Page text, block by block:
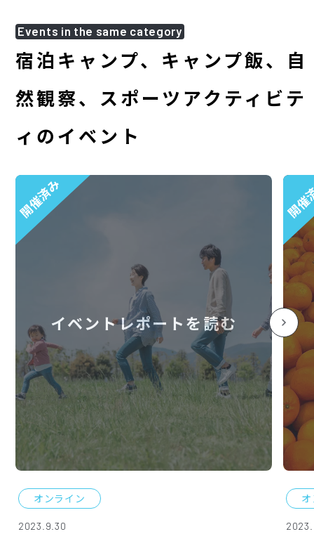
Events in the same category
宿泊キャンプ、キャンプ飯、自
然観察、スポーツアクティビテ
ィのイベント
開催済み
イベントレポートを読む
オンライン
2023.9.30
開